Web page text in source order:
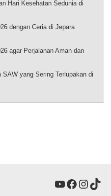
Hari Kesehatan Sedunia di
dengan Ceria di Jepara
agar Perjalanan Aman dan
yang Sering Terlupakan di
YouTube